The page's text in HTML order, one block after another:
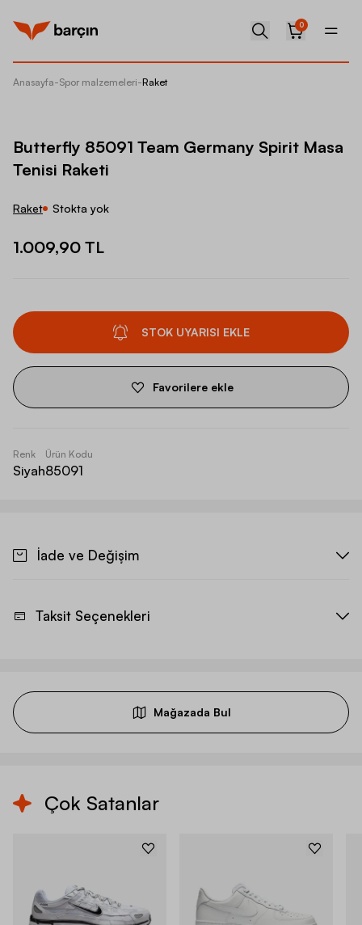
0
Anasayfa-Spor malzemeleri-Raket
Butterfly 85091 Team Germany Spirit Masa
Tenisi Raketi
Raket Stokta yok
1.009,90 TL
STOK UYARISI EKLE
Favorilere ekle
Renk
Siyah
Ürün Kodu
85091
İade ve Değişim
Taksit Seçenekleri
Mağazada Bul
Çok Satanlar